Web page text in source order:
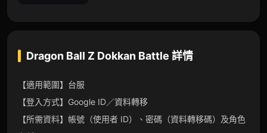
Dragon Ball Z Dokkan Battle 詳情
【適用範圍】台服
【登入方式】Google ID／資料轉移
【所需資料】帳號（使用者 ID）、密碼（資料轉移碼）及角色